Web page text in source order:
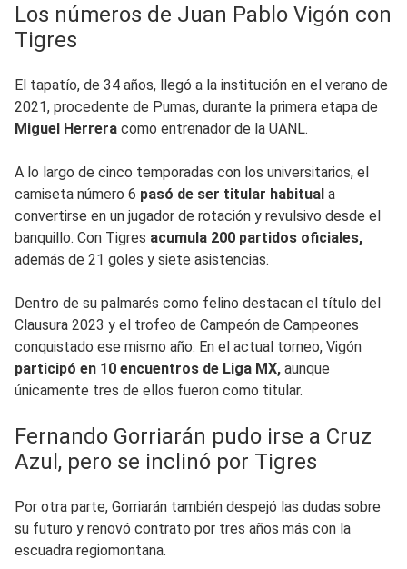
Los números de Juan Pablo Vigón con
Tigres
El tapatío, de 34 años, llegó a la institución en el verano de
2021, procedente de Pumas, durante la primera etapa de
Miguel Herrera como entrenador de la UANL.
A lo largo de cinco temporadas con los universitarios, el
camiseta número 6 pasó de ser titular habitual a
convertirse en un jugador de rotación y revulsivo desde el
banquillo. Con Tigres acumula 200 partidos oficiales,
además de 21 goles y siete asistencias.
Dentro de su palmarés como felino destacan el título del
Clausura 2023 y el trofeo de Campeón de Campeones
conquistado ese mismo año. En el actual torneo, Vigón
participó en 10 encuentros de Liga MX, aunque
únicamente tres de ellos fueron como titular.
Fernando Gorriarán pudo irse a Cruz
Azul, pero se inclinó por Tigres
Por otra parte, Gorriarán también despejó las dudas sobre
su futuro y renovó contrato por tres años más con la
escuadra regiomontana.